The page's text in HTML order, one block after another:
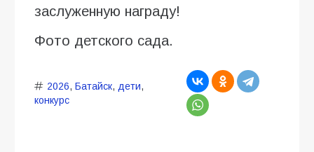
заслуженную награду!
Фото детского сада.
2026, Батайск, дети,
конкурс